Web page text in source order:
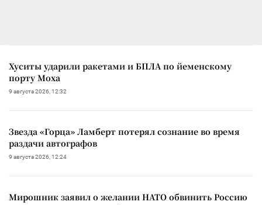
Хуситы ударили ракетами и БПЛА по йеменскому
порту Моха
9 августа 2026, 12:32
Звезда «Горца» Ламберт потерял сознание во время
раздачи автографов
9 августа 2026, 12:24
Мирошник заявил о желании НАТО обвинить Россию